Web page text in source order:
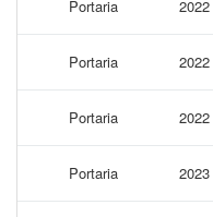
Portaria 2022
Portaria 2022
Portaria 2022
Portaria 2023